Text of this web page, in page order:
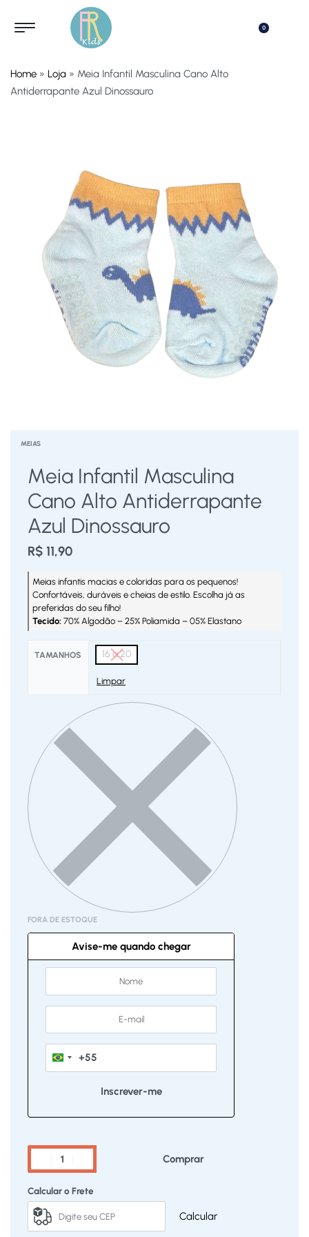
0
Home » Loja » Meia Infantil Masculina Cano Alto
Antiderrapante Azul Dinossauro
MEIAS
Meia Infantil Masculina
Cano Alto Antiderrapante
Azul Dinossauro
R$ 11,90
Meias infantis macias e coloridas para os pequenos!
Confortáveis, duráveis e cheias de estilo. Escolha já as
preferidas do seu filho!
Tecido: 70% Algodão – 25% Poliamida – 05% Elastano
TAMANHOS 16 a 20
Limpar
FORA DE ESTOQUE
Avise-me quando chegar
Brazil+55
Comprar
Calcular o Frete
Calcular